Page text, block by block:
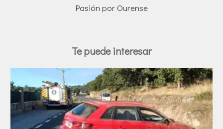
Pasión por Ourense
Te puede interesar